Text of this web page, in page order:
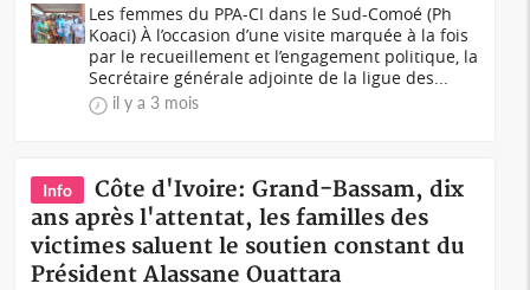
Les femmes du PPA-CI dans le Sud-Comoé (Ph
Koaci) À l’occasion d’une visite marquée à la fois
par le recueillement et l’engagement politique, la
Secrétaire générale adjointe de la ligue des...
il y a 3 mois
Info
Côte d'Ivoire: Grand-Bassam, dix
ans après l'attentat, les familles des
victimes saluent le soutien constant du
Président Alassane Ouattara